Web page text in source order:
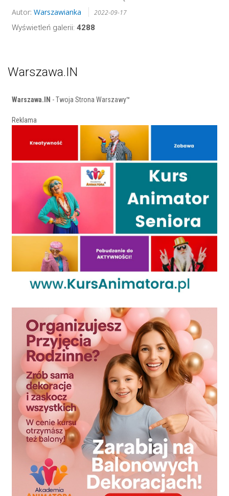
Autor: Warszawianka 2022-09-17
Wyświetleń galerii: 4288
Warszawa.IN
Warszawa.IN - Twoja Strona Warszawy™
Reklama